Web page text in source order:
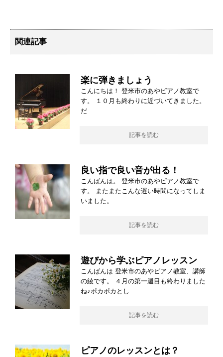
関連記事
楽に弾きましょう
こんにちは！ 登米市のあやピアノ教室で
す。 １０月も終わりに近づいてきました。
だ
記事を読む
良い指で良い音が出る！
こんばんは。 登米市のあやピアノ教室で
す。 またまたこんな遅い時間になってしま
いました。
記事を読む
遊びから学ぶピアノレッスン
こんばんは 登米市のあやピアノ教室、講師
の綾です。 ４月の第一週目も終わりました
ね♪ポカポカとし
記事を読む
ピアノのレッスンとは？